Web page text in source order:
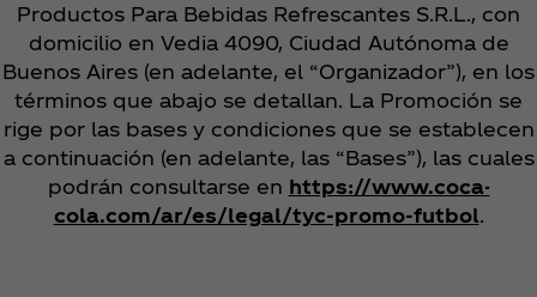
Productos Para Bebidas Refrescantes S.R.L., con
domicilio en Vedia 4090, Ciudad Autónoma de
Buenos Aires (en adelante, el “Organizador”), en los
términos que abajo se detallan. La Promoción se
rige por las bases y condiciones que se establecen
a continuación (en adelante, las “Bases”), las cuales
podrán consultarse en https://www.coca-
cola.com/ar/es/legal/tyc-promo-futbol.